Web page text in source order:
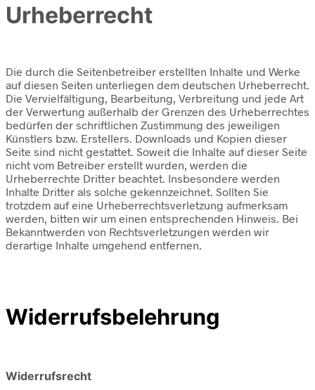
Urheberrecht
Die durch die Seitenbetreiber erstellten Inhalte und Werke
auf diesen Seiten unterliegen dem deutschen Urheberrecht.
Die Vervielfältigung, Bearbeitung, Verbreitung und jede Art
der Verwertung außerhalb der Grenzen des Urheberrechtes
bedürfen der schriftlichen Zustimmung des jeweiligen
Künstlers bzw. Erstellers. Downloads und Kopien dieser
Seite sind nicht gestattet. Soweit die Inhalte auf dieser Seite
nicht vom Betreiber erstellt wurden, werden die
Urheberrechte Dritter beachtet. Insbesondere werden
Inhalte Dritter als solche gekennzeichnet. Sollten Sie
trotzdem auf eine Urheberrechtsverletzung aufmerksam
werden, bitten wir um einen entsprechenden Hinweis. Bei
Bekanntwerden von Rechtsverletzungen werden wir
derartige Inhalte umgehend entfernen.
Widerrufsbelehrung
Widerrufsrecht